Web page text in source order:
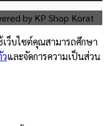
by KP Shop Korat
ว็บไซต์คุณสามารถศึกษา
และจัดการความเป็นส่วน